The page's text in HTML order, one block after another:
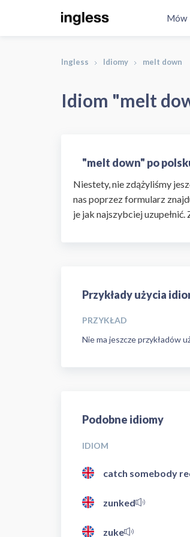
Mów
Ingless Idiomy melt down
Idiom "melt
"melt down" po
Niestety, nie zdążyliśmy
nas poprzez formularz
je jak najszybciej
Przykłady użycia
PRZYKŁAD
Nie ma jeszcze przykładów
Podobne idiomy
IDIOM
catch somebody
zunked
zuke